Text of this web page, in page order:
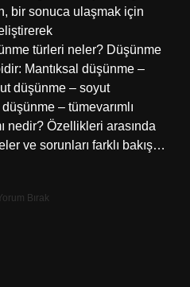
bir sonuca ulaşmak için
türleri neler? Düşünme
Mantıksal düşünme –
düşünme – soyut
– tümevarımlı
nedir? Özellikleri arasında
ve sorunları farklı bakış…
Bırak